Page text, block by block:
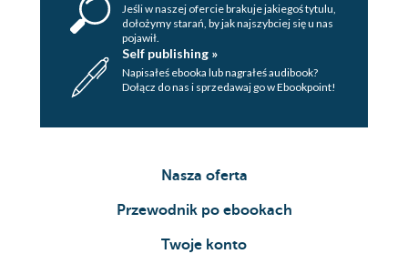
Jeśli w naszej ofercie brakuje jakiegoś tytulu,
dołożymy starań, by jak najszybciej się u nas
pojawił.
Self publishing »
Napisałeś ebooka lub nagrałeś audibook?
Dołącz do nas i sprzedawaj go w Ebookpoint!
Nasza oferta
Przewodnik po ebookach
Twoje konto